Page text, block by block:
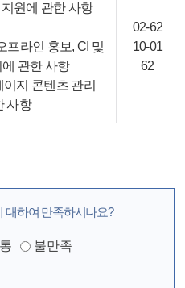
원에 관한 사항
프라인 홍보, CI 및
에 관한 사항
이지 콘텐츠 관리
사항
02-62
10-01
62
대하여 만족하시나요?
불만족